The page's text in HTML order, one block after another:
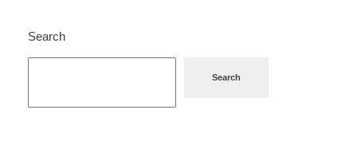
Search
Search